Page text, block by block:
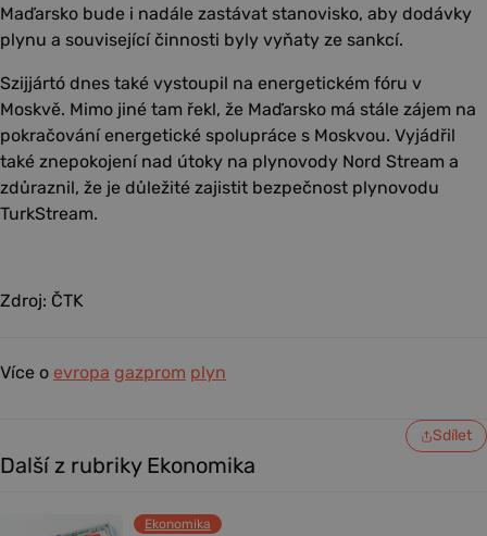
Maďarsko bude i nadále zastávat stanovisko, aby dodávky
plynu a související činnosti byly vyňaty ze sankcí.
Szijjártó dnes také vystoupil na energetickém fóru v
Moskvě. Mimo jiné tam řekl, že Maďarsko má stále zájem na
pokračování energetické spolupráce s Moskvou. Vyjádřil
také znepokojení nad útoky na plynovody Nord Stream a
zdůraznil, že je důležité zajistit bezpečnost plynovodu
TurkStream.
Zdroj: ČTK
Více o evropa gazprom plyn
Sdílet
Další z rubriky Ekonomika
Ekonomika